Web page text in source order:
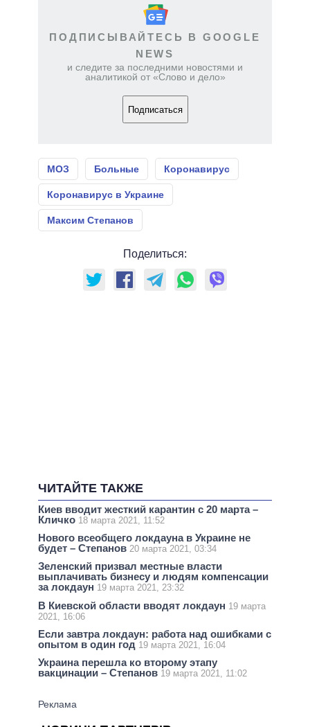
ПОДПИСЫВАЙТЕСЬ В GOOGLE
NEWS
и следите за последними новостями и
аналитикой от «Слово и дело»
Подписаться
МОЗ Больные Коронавирус
Коронавирус в Украине
Максим Степанов
Поделиться:
ЧИТАЙТЕ ТАКЖЕ
Киев вводит жесткий карантин с 20 марта –
Кличко 18 марта 2021, 11:52
Нового всеобщего локдауна в Украине не
будет – Степанов 20 марта 2021, 03:34
Зеленский призвал местные власти
выплачивать бизнесу и людям компенсации
за локдаун 19 марта 2021, 23:32
В Киевской области вводят локдаун 19 марта
2021, 16:06
Если завтра локдаун: работа над ошибками с
опытом в один год 19 марта 2021, 16:04
Украина перешла ко второму этапу
вакцинации – Степанов 19 марта 2021, 11:02